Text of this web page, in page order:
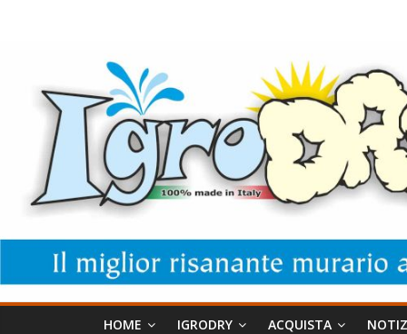
miglior
risanante
per
muri
umidi
attualmente
commercio
HOME IGRODRY ACQUISTA